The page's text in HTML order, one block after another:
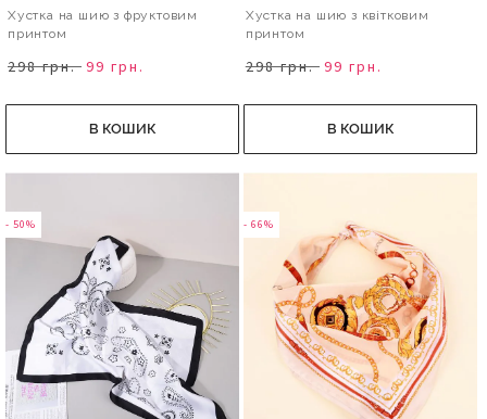
Хустка на шию з фруктовим
принтом
298 грн. 99 грн.
В КОШИК
Хустка на шию з квітковим
принтом
298 грн. 99 грн.
В КОШИК
- 50% - 66%